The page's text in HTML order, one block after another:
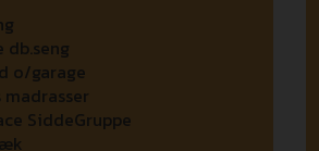
db.seng
o/garage
SiddeGruppe